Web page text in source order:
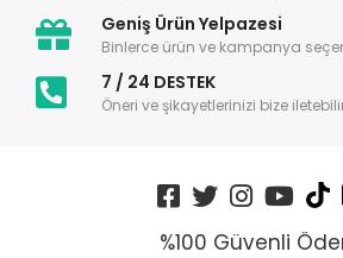
Geniş Ürün Yelpazesi
Binlerce ürün ve kampanya
7 / 24 DESTEK
Öneri ve şikayetlerinizi bize
%100 Güvenli